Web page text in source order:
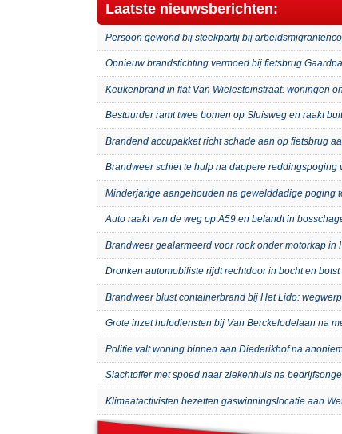
Laatste nieuwsberichten:
Persoon gewond bij steekpartij bij
Opnieuw brandstichting vermoed bij fietsbrug
Keukenbrand in flat Van Wielesteinstraat: woningen
Bestuurder ramt twee bomen op Sluisweg en raakt
Brandend accupakket richt schade aan op fietsbrug
Brandweer schiet te hulp na dappere
Minderjarige aangehouden na gewelddadige poging
Auto raakt van de weg op A59 en belandt in
Brandweer gealarmeerd voor rook onder motorkap in
Dronken automobiliste rijdt rechtdoor in bocht en
Brandweer blust containerbrand bij Het Lido:
Grote inzet hulpdiensten bij Van Berckelodelaan na
Politie valt woning binnen aan Diederikhof na
Slachtoffer met spoed naar ziekenhuis na
Klimaatactivisten bezetten gaswinningslocatie aan